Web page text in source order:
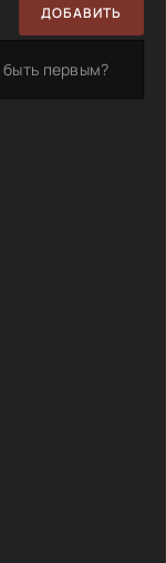
ДОБАВИТЬ
первым?